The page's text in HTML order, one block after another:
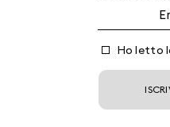
Ho letto